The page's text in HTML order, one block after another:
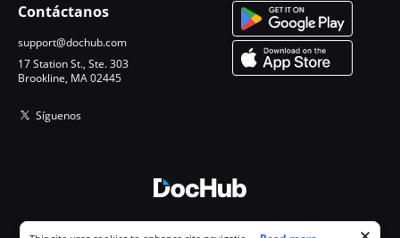
Contáctanos
support@dochub.com
17 Station St., Ste. 303
Brookline, MA 02445
Síguenos